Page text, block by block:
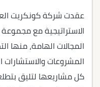
عقدت شركة كونكريت
الاستراتيجية مع
المجالات الهامة، منها
المشروعات
كل مشاريعها لتليق